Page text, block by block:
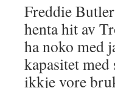
Freddie
henta hit av
ha noko med
kapasitet
ikkje vore